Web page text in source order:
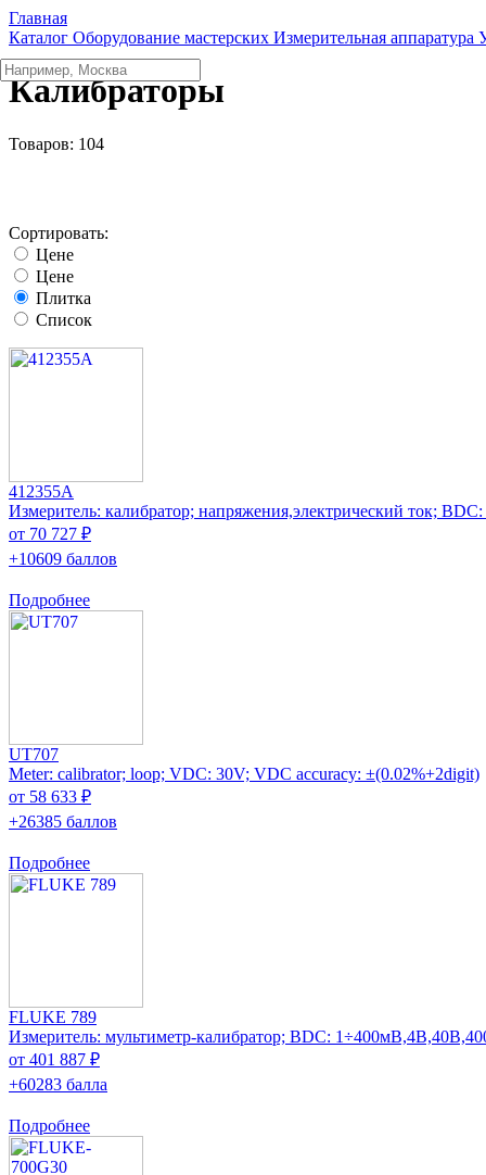
Главная
Каталог Оборудование мастерских Измерительная аппаратура
Калибраторы
Товаров: 104
Сортировать:
Цене
Цене
Плитка
Список
412355A
Измеритель: калибратор; напряжения,электрический ток;
от 70 727 ₽
+10609 баллов
Подробнее
UT707
Meter: calibrator; loop; VDC: 30V; VDC accuracy: ±(0.02%+2digit)
от 58 633 ₽
+26385 баллов
Подробнее
FLUKE 789
Измеритель: мультиметр-калибратор; ВDC:
от 401 887 ₽
+60283 балла
Подробнее